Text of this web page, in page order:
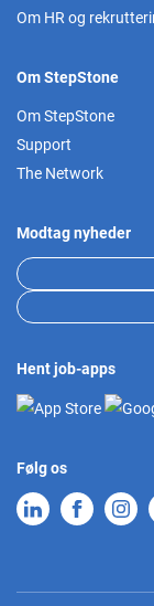
Om HR og
Om StepStone
Om StepStone
Support
The Network
Modtag nyheder
Hent job-apps
Følg os